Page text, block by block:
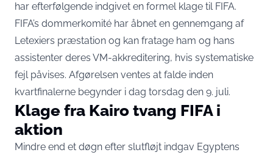
har efterfølgende indgivet en formel klage til FIFA.
FIFA’s dommerkomité har åbnet en gennemgang af
Letexiers præstation og kan fratage ham og hans
assistenter deres VM-akkreditering, hvis systematiske
fejl påvises. Afgørelsen ventes at falde inden
kvartfinalerne begynder i dag torsdag den 9. juli.
Klage fra Kairo tvang FIFA i
aktion
Mindre end et døgn efter slutfløjt indgav Egyptens